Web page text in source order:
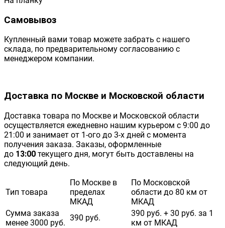
Самовывоз
Купленный вами товар можете забрать с нашего
склада, по предварительному согласованию с
менеджером компании.
Доставка по Москве и Московской области
Доставка товара по Москве и Московской области
осуществляется ежедневно нашим курьером с 9:00 до
21:00 и занимает от 1-ого до 3-х дней с момента
получения заказа. Заказы, оформленные
до 13:00 текущего дня, могут быть доставлены на
следующий день.
Тип товара
По Москве в
пределах
МКАД
По Московской
области до 80 км от
МКАД
Сумма заказа
менее 3000 руб.
390 руб.
390 руб. + 30 руб. за 1
км от МКАД